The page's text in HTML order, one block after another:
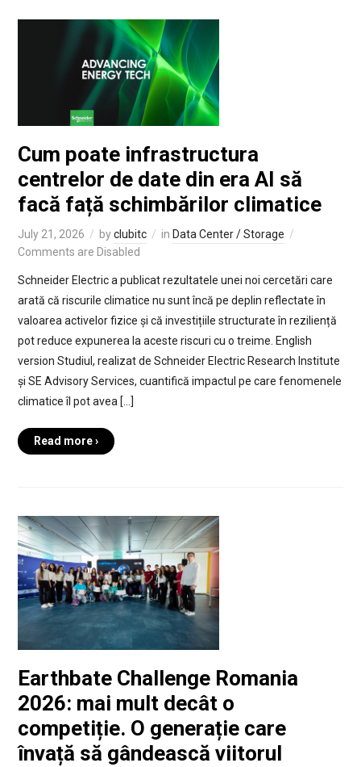
Cum poate infrastructura
centrelor de date din era AI să
facă față schimbărilor climatice
July 21, 2026 byclubitc in Data Center / Storage
Comments are Disabled
Schneider Electric a publicat rezultatele unei noi cercetări care
arată că riscurile climatice nu sunt încă pe deplin reflectate în
valoarea activelor fizice și că investițiile structurate în reziliență
pot reduce expunerea la aceste riscuri cu o treime. English
version Studiul, realizat de Schneider Electric Research Institute
și SE Advisory Services, cuantifică impactul pe care fenomenele
climatice îl pot avea […]
Read more ›
Earthbate Challenge Romania
2026: mai mult decât o
competiție. O generație care
învață să gândească viitorul